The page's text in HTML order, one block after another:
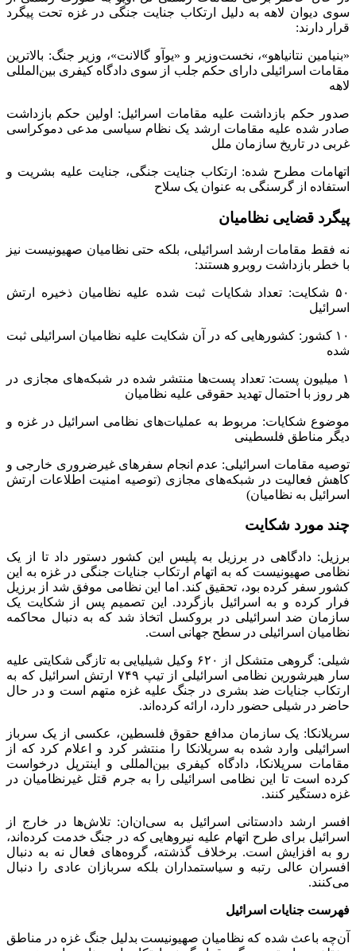
چند مورد شکایت
برزیل: دادگاهی در برزیل به پلیس این کشور دستور داد تا از یک
نظامی صهیونیست که به اتهام ارتکاب جنایات جنگی در غزه به این
کشور سفر کرده بود، تحقیق کند. اما این نظامی موفق شد از برزیل
سازمان ضد اسرائیلی در بروکسل اتخاذ شد که به دنبال محاکمه
نظامیان اسرائیلی در سطح جهانی است.
سار هیرشورین نظامی اسرائیلی از تیپ ۷۴۹ ارتش اسرائیل که به
ارتکاب جنایات ضد بشری در جنگ علیه غزه متهم است و در حال
سریلانکا: یک سازمان مدافع حقوق فلسطین، عکسی از یک سرباز
اسرائیلی وارد شده به سریلانکا را منتشر کرد و اعلام کرد که از
مقامات سریلانکا، دادگاه کیفری بین‌المللی و اینترپل درخواست
کرده است تا این نظامی اسرائیلی را به جرم قتل غیرنظامیان در
غزه دستگیر کنند.
افسر ارشد دادستانی اسرائیل به سی‌ان‌ان: تلاش‌ها در خارج از
اسرائیل برای طرح اتهام علیه نیروهایی که در جنگ خدمت کرده‌اند،
رو به افزایش است. برخلاف گذشته، گروه‌های فعال نه به دنبال
می‌کنند.
فهرست جنایات اسرائیل
آن‌چه باعث شده که نظامیان صهیونیست بدلیل جنگ غزه در مناطق
مختلف جهان تحت پیگرد قرار گیرند، ارتکاب این جنایت‌هاست:
بزرگترین بمباران‌ها در جنگ غزه:
بمباران بیمارستان معمدانی با بیش از ۵۰۰ شهید
بمباران طحین با بیش از ۴۰۰ شهید
بمباران اردوگاه جبالیا با بیش از ۴۰۰ شهید و مجروح
بمباران اردوگاه النصیرات با بیش از ۲۱۰ شهید
بمباران منطقه مواصی خانیونس با بیش از ۴۰۰ شهید و مجروح
حمله به نمازگزاران با بیش از ۱۰۰ شهید
سایر اقدامات جنایات جنگی:
قطع دسترسی به آب به عنوان بخشی از محاصره غزه توسط
اسرائیل: اسرائیل کاتز، وزیر انرژی وقت اسرائیل در ابتدای جنگ
اعلام کرد که به مقامات دستور داده است آب به نوار غزه را قطع
کنند.کانال ۱۲ اسرائیل به نقل از کاتز گفت: «تمام لوله های آبرسانی
از اسرائیل به نوار غزه قطع شده است.»
استفاده از مهمات ممنوعه: در ۱۲ اکتبر ۲۰۲۳، دیده‌بان حقوق بشر
اعلان کرد که ارتش اسرائیل از مهمات فسفر سفید در غزه استفاده
کرده است.
گرسنگی دادن: در ۹ اکتبر ۲۰۲۳، یوآو گالانت، وزیر جنگ اسرائیل
اعلام کرد که «هیچ برق، غذا و سوخت» اجازه ورود به غزه نخواهد
داشت. آکسفام در ۲۵ اوکتبر ۲۰۲۳ اعلام کرد که اسرائیل گرسنگی
را به عنوان یک روش جنگیدن استفاده می‌کند و این نقض قوانین
بین‌المللی است. گروه های حقوق بشر اسرائیلی گیشا، بتسلم و
دیگران تائید کرده‌اند که اسرائیل بی سر و صدا یک سیاست گرسنگی
یا ترک را برای غزه اتخاذ کرده است.